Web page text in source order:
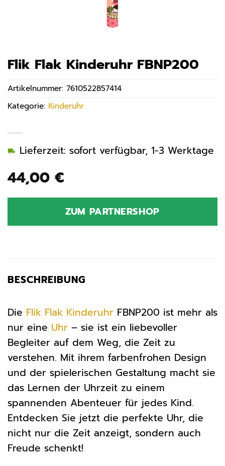
Flik Flak Kinderuhr FBNP200
44,00 €
Lieferzeit: sofort verfügbar, 1-3 Werktage
ZUM PARTNERSHOP
Artikelnummer: 7610522857414
Kategorie: Kinderuhr
BESCHREIBUNG
Die Flik Flak Kinderuhr FBNP200 ist mehr als
nur eine Uhr – sie ist ein liebevoller
Begleiter auf dem Weg, die Zeit zu
verstehen. Mit ihrem farbenfrohen Design
und der spielerischen Gestaltung macht sie
das Lernen der Uhrzeit zu einem
spannenden Abenteuer für jedes Kind.
Entdecken Sie jetzt die perfekte Uhr, die
nicht nur die Zeit anzeigt, sondern auch
Freude schenkt!